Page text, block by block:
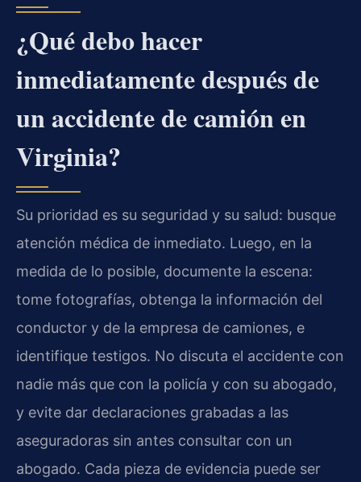
¿Qué debo hacer
inmediatamente después de
un accidente de camión en
Virginia?
Su prioridad es su seguridad y su salud: busque
atención médica de inmediato. Luego, en la
medida de lo posible, documente la escena:
tome fotografías, obtenga la información del
conductor y de la empresa de camiones, e
identifique testigos. No discuta el accidente con
nadie más que con la policía y con su abogado,
y evite dar declaraciones grabadas a las
aseguradoras sin antes consultar con un
abogado. Cada pieza de evidencia puede ser